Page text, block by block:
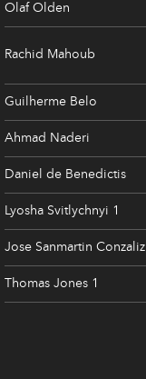
Olaf Olden
Rachid Mahoub
Guilherme Belo
Ahmad Naderi
Daniel de Benedictis
Lyosha Svitlychnyi 1
Jose Sanmartin Conzaliz
Thomas Jones 1